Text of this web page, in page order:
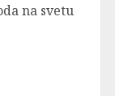
na svetu